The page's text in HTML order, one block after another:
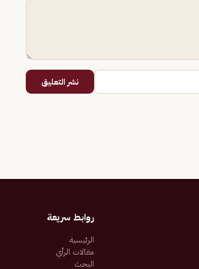
نشر التعليق
روابط سريعة
الرئيسية
مقالات الرأي
البحث